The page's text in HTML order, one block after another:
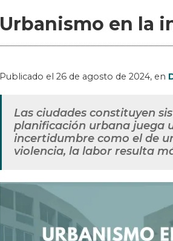
Urbanismo en la
Publicado el 26 de agosto de 2024, en
Las ciudades constituyen
planificación urbana juega
incertidumbre como el de
violencia, la labor resulta